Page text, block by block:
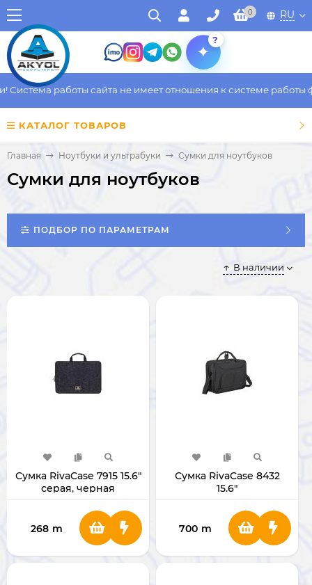
0 RU
?
работы сайта не имеет отношения к системе работы
КАТАЛОГ ТОВАРОВ
Главная Ноутбуки и ультрабуки Сумки для ноутбуков
Сумки для ноутбуков
ПОДБОР ПО ПАРАМЕТРАМ
В наличии
Сумка RivaCase 7915 15.6"
серая, черная
268 m
Сумка RivaCase 8432
15.6"
700 m